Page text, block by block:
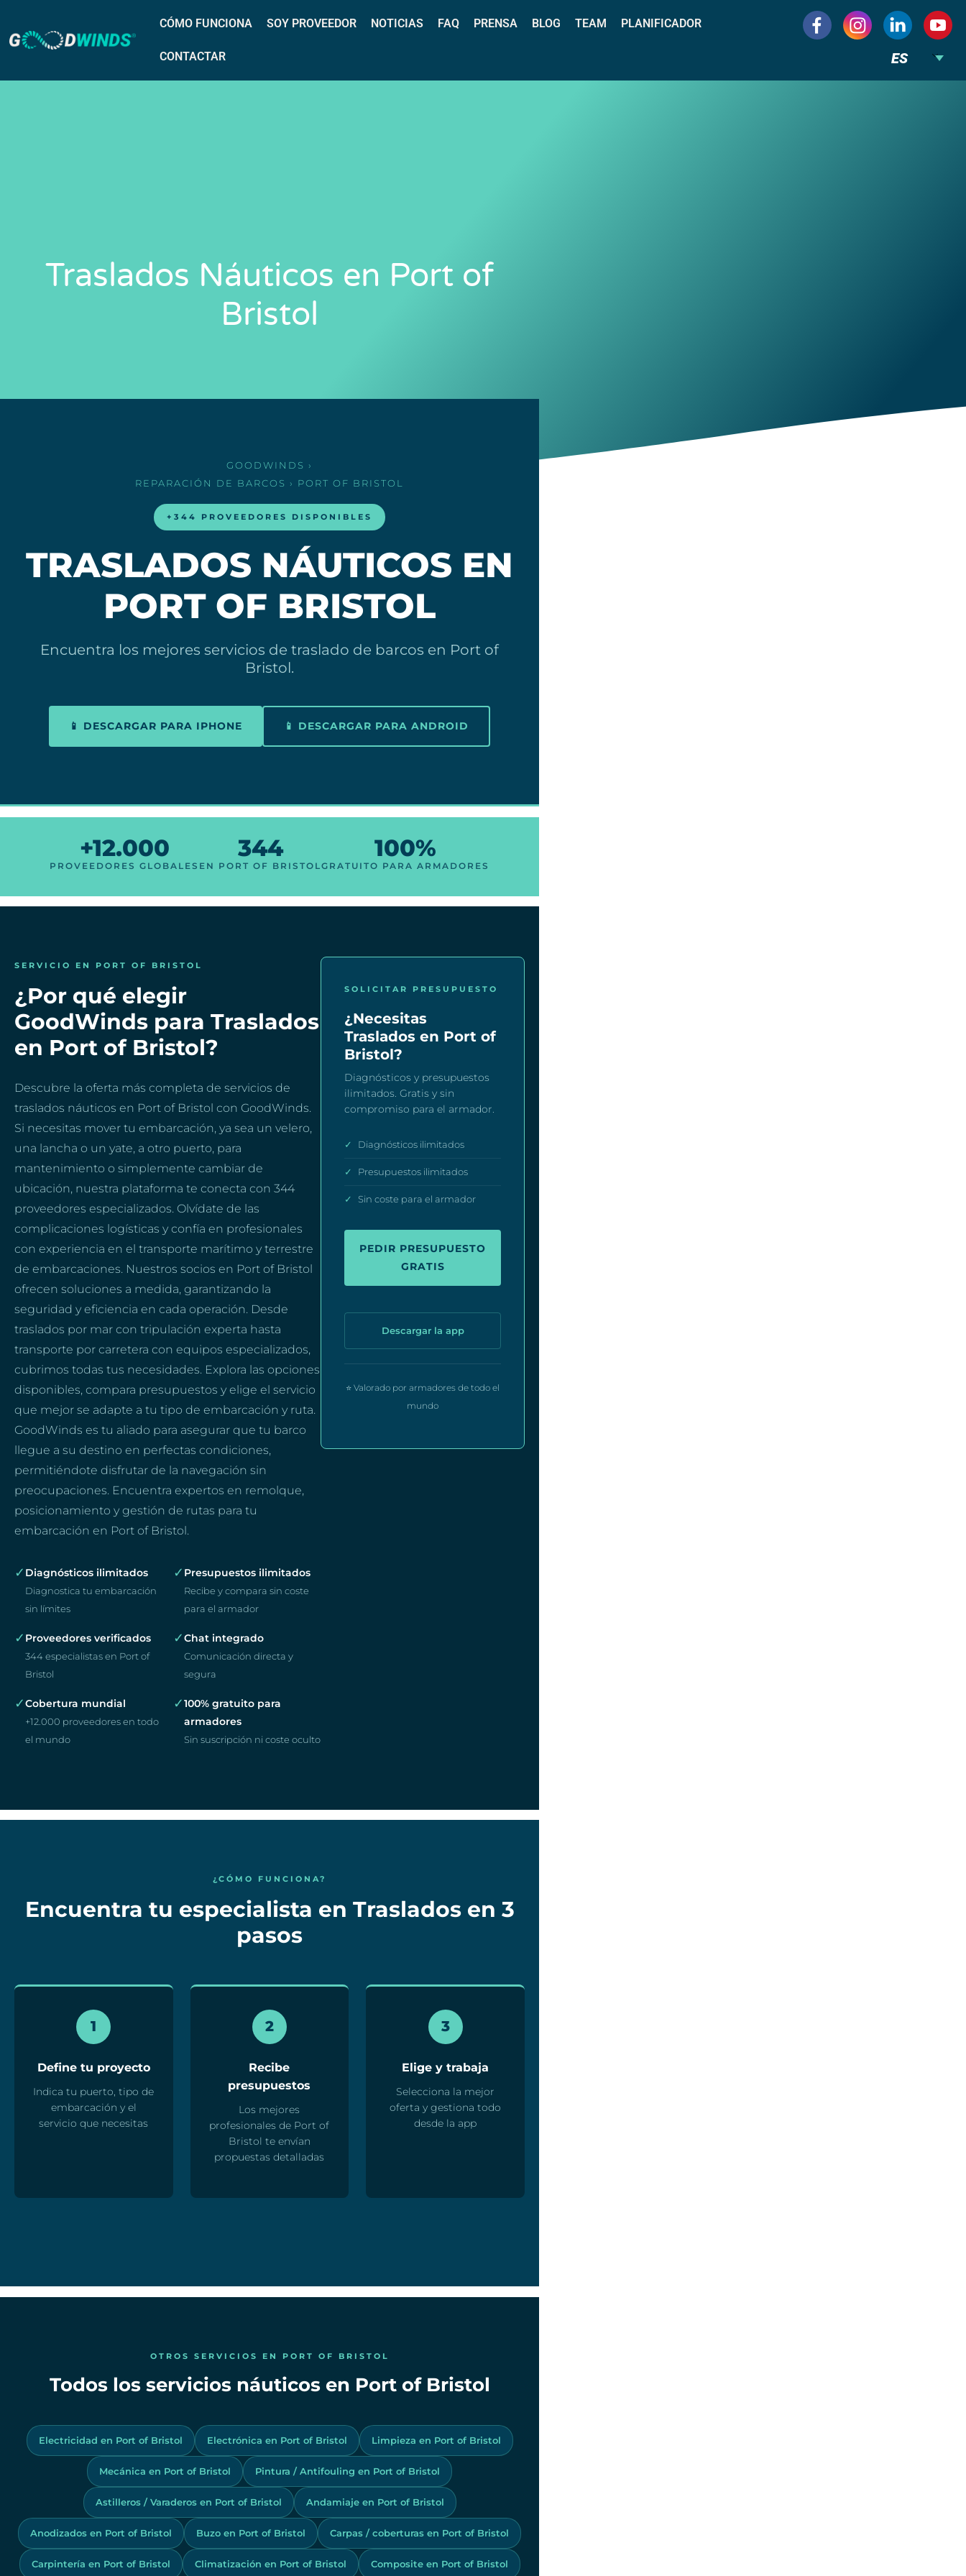
CÓMO FUNCIONA SOY PROVEEDOR NOTICIAS FAQ PRENSA BLOG TEAM PLANIFICADOR
CONTACTAR ES
Traslados Náuticos en Port of
Bristol
GOODWINDS ›
REPARACIÓN DE BARCOS › PORT OF BRISTOL
+344 PROVEEDORES DISPONIBLES
TRASLADOS NÁUTICOS EN
PORT OF BRISTOL
Encuentra los mejores servicios de traslado de barcos en Port of
Bristol.
📱 DESCARGAR PARA IPHONE 📱 DESCARGAR PARA ANDROID
+12.000
PROVEEDORES GLOBALES
344
EN PORT OF BRISTOL
100%
GRATUITO PARA ARMADORES
SERVICIO EN PORT OF BRISTOL
¿Por qué elegir
GoodWinds para Traslados
en Port of Bristol?
Descubre la oferta más completa de servicios de
traslados náuticos en Port of Bristol con GoodWinds.
Si necesitas mover tu embarcación, ya sea un velero,
una lancha o un yate, a otro puerto, para
mantenimiento o simplemente cambiar de
ubicación, nuestra plataforma te conecta con 344
proveedores especializados. Olvídate de las
complicaciones logísticas y confía en profesionales
con experiencia en el transporte marítimo y terrestre
de embarcaciones. Nuestros socios en Port of Bristol
ofrecen soluciones a medida, garantizando la
seguridad y eficiencia en cada operación. Desde
traslados por mar con tripulación experta hasta
transporte por carretera con equipos especializados,
cubrimos todas tus necesidades. Explora las opciones
disponibles, compara presupuestos y elige el servicio
que mejor se adapte a tu tipo de embarcación y ruta.
GoodWinds es tu aliado para asegurar que tu barco
llegue a su destino en perfectas condiciones,
permitiéndote disfrutar de la navegación sin
preocupaciones. Encuentra expertos en remolque,
posicionamiento y gestión de rutas para tu
embarcación en Port of Bristol.
✓ Diagnósticos ilimitados
Diagnostica tu embarcación
sin límites
✓ Presupuestos ilimitados
Recibe y compara sin coste
para el armador
✓ Proveedores verificados
344 especialistas en Port of
Bristol
✓Chat integrado
Comunicación directa y
segura
✓Cobertura mundial
+12.000 proveedores en todo
el mundo
✓100% gratuito para
armadores
Sin suscripción ni coste oculto
SOLICITAR PRESUPUESTO
¿Necesitas
Traslados en Port of
Bristol?
Diagnósticos y presupuestos
ilimitados. Gratis y sin
compromiso para el armador.
✓ Diagnósticos ilimitados
✓ Presupuestos ilimitados
✓ Sin coste para el armador
PEDIR PRESUPUESTO
GRATIS
Descargar la app
⭐ Valorado por armadores de todo el
mundo
¿CÓMO FUNCIONA?
Encuentra tu especialista en Traslados en 3
pasos
1
Define tu proyecto
Indica tu puerto, tipo de
embarcación y el
servicio que necesitas
2
Recibe
presupuestos
Los mejores
profesionales de Port of
Bristol te envían
propuestas detalladas
3
Elige y trabaja
Selecciona la mejor
oferta y gestiona todo
desde la app
OTROS SERVICIOS EN PORT OF BRISTOL
Todos los servicios náuticos en Port of Bristol
Electricidad en Port of Bristol Electrónica en Port of Bristol Limpieza en Port of Bristol
Mecánica en Port of Bristol Pintura / Antifouling en Port of Bristol
Astilleros / Varaderos en Port of Bristol Andamiaje en Port of Bristol
Anodizados en Port of Bristol Buzo en Port of Bristol Carpas / coberturas en Port of Bristol
Carpintería en Port of Bristol Climatización en Port of Bristol Composite en Port of Bristol